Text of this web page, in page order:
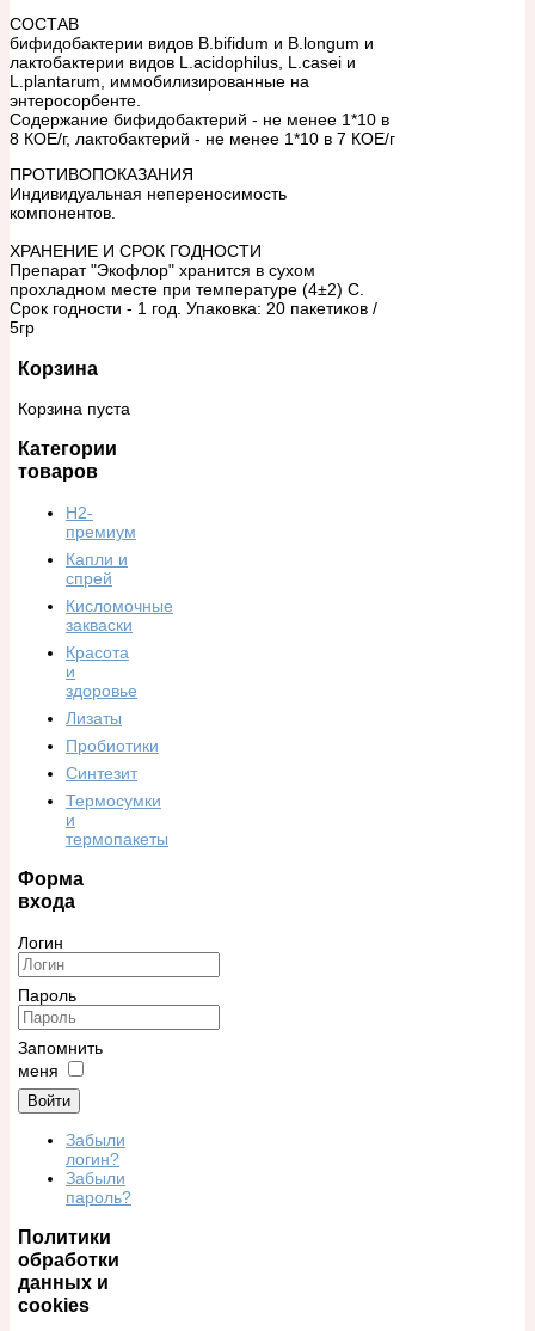
СОСТАВ
бифидобактерии видов B.bifidum и B.longum и
лактобактерии видов L.acidophilus, L.casei и
L.plantarum, иммобилизированные на
энтеросорбенте.
Содержание бифидобактерий - не менее 1*10 в
8 КОЕ/г, лактобактерий - не менее 1*10 в 7 КОЕ/г
ПРОТИВОПОКАЗАНИЯ
Индивидуальная непереносимость
компонентов.
ХРАНЕНИЕ И СРОК ГОДНОСТИ
Препарат "Экофлор" хранится в сухом
прохладном месте при температуре (4±2) С.
Срок годности - 1 год. Упаковка: 20 пакетиков /
5гр
Корзина
Корзина пуста
Категории
товаров
H2-
премиум
Капли и
спрей
Кисломочные
закваски
Красота
и
здоровье
Лизаты
Пробиотики
Синтезит
Термосумки
и
термопакеты
Форма
входа
Логин
Пароль
Запомнить
меня
Войти
Забыли
логин?
Забыли
пароль?
Политики
обработки
данных и
cookies